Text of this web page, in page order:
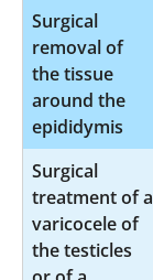
Surgical
removal of
the tissue
around the
epididymis
Surgical
treatment of a
varicocele of
the testicles